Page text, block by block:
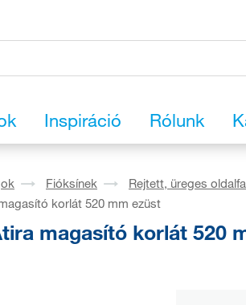
Inspiráció Rólunk
Fióksínek Rejtett, üreges
korlát 520 mm ezüst
magasító korlát 520